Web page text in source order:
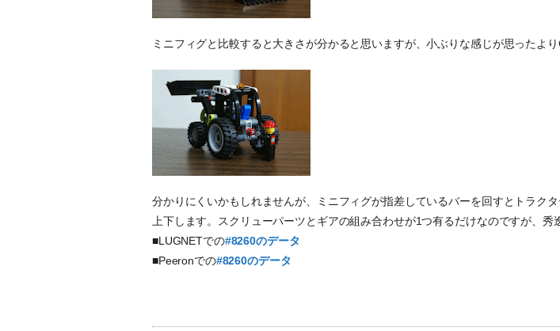
ミニフィグと比較すると大きさが分かると思いますが、小ぶりな感じが思ったより
分かりにくいかもしれませんが、ミニフィグが指差しているバーを回すとトラク
上下します。スクリューパーツとギアの組み合わせが1つ有るだけなのですが、秀
■LUGNETでの#8260のデータ
■Peeronでの#8260のデータ